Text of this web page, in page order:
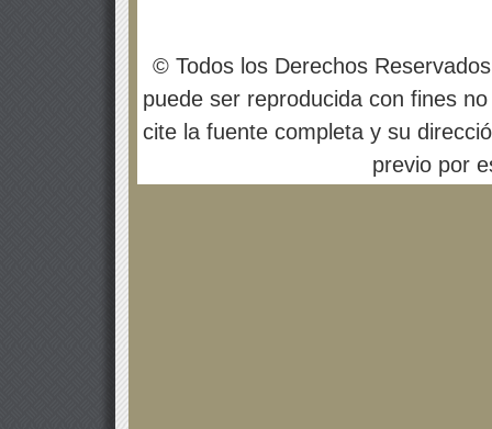
© Todos los Derechos
puede ser reproducida con fines
cite la fuente completa y su
previo por